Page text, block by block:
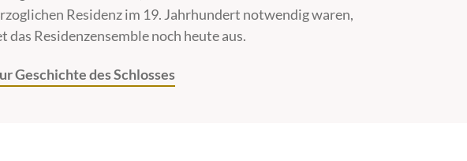
Residenz im 19. Jahrhundert notwendig waren,
das Residenzensemble noch heute aus.
Geschichte des Schlosses